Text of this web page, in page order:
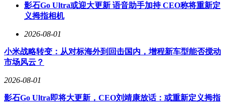
影石Go Ultra或迎大更新 语音助手加持 CEO称将重新定
义拇指相机
2026-08-01
小米战略转变：从对标海外到回击国内，增程新车型能否搅动
市场风云？
2026-08-01
影石Go Ultra即将大更新，CEO刘靖康放话：或重新定义拇指